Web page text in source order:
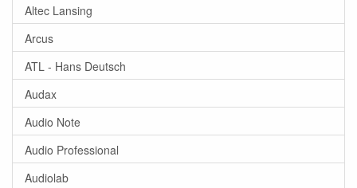
Altec Lansing
Arcus
ATL - Hans Deutsch
Audax
Audio Note
Audio Professional
Audiolab